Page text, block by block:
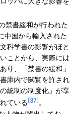
禁書緩和が行われた
中国から輸入された
科学書の影響がほと
ことから、実際には
り、「禁書の緩和」
庫内で閲覧を許され
統制の制度化」が享
ている[37] 。